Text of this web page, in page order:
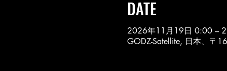
DATE
2026年11月19日 0:00 –
GODZ-Satellite, 日本、〒